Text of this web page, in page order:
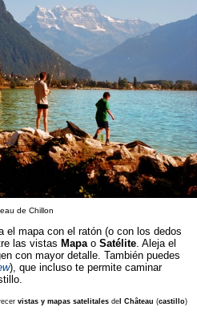
de Chillon
el mapa con el ratón (o con los dedos
las vistas Mapao Satélite. Aleja el
con mayor detalle. También puedes
), que incluso te permite caminar
vistas y mapas satelitales de l Château (castillo)